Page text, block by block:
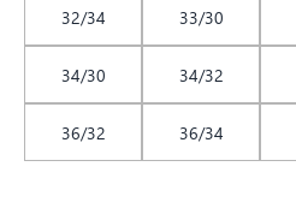
32/34
33/30
34/30
34/32
36/32
36/34